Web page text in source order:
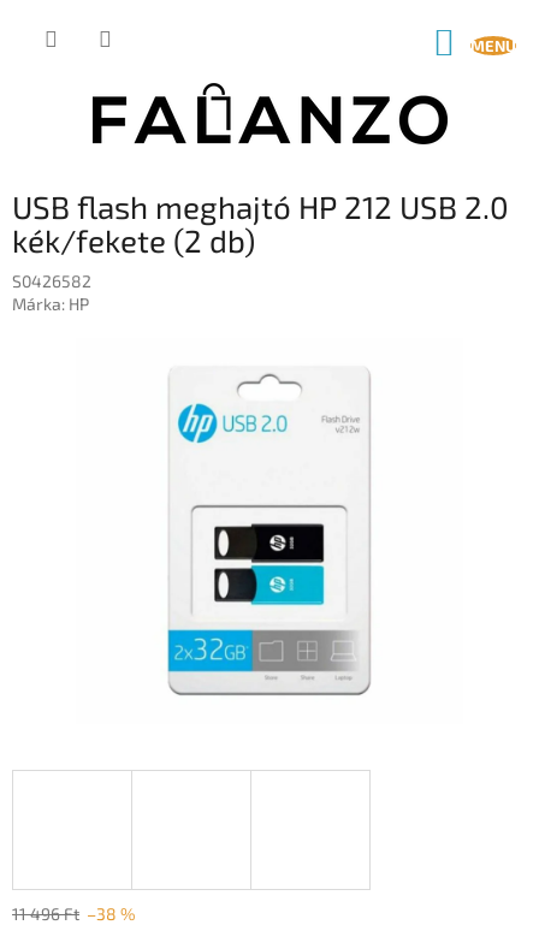
KOSÁR
USB flash meghajtó HP 212 USB 2.0
kék/fekete (2 db)
S0426582
Márka: HP
11 496 Ft –38 %